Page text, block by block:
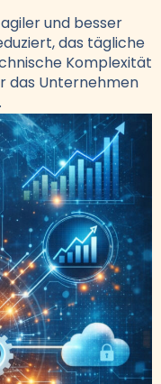
und besser
das tägliche
Komplexität
das Unternehmen